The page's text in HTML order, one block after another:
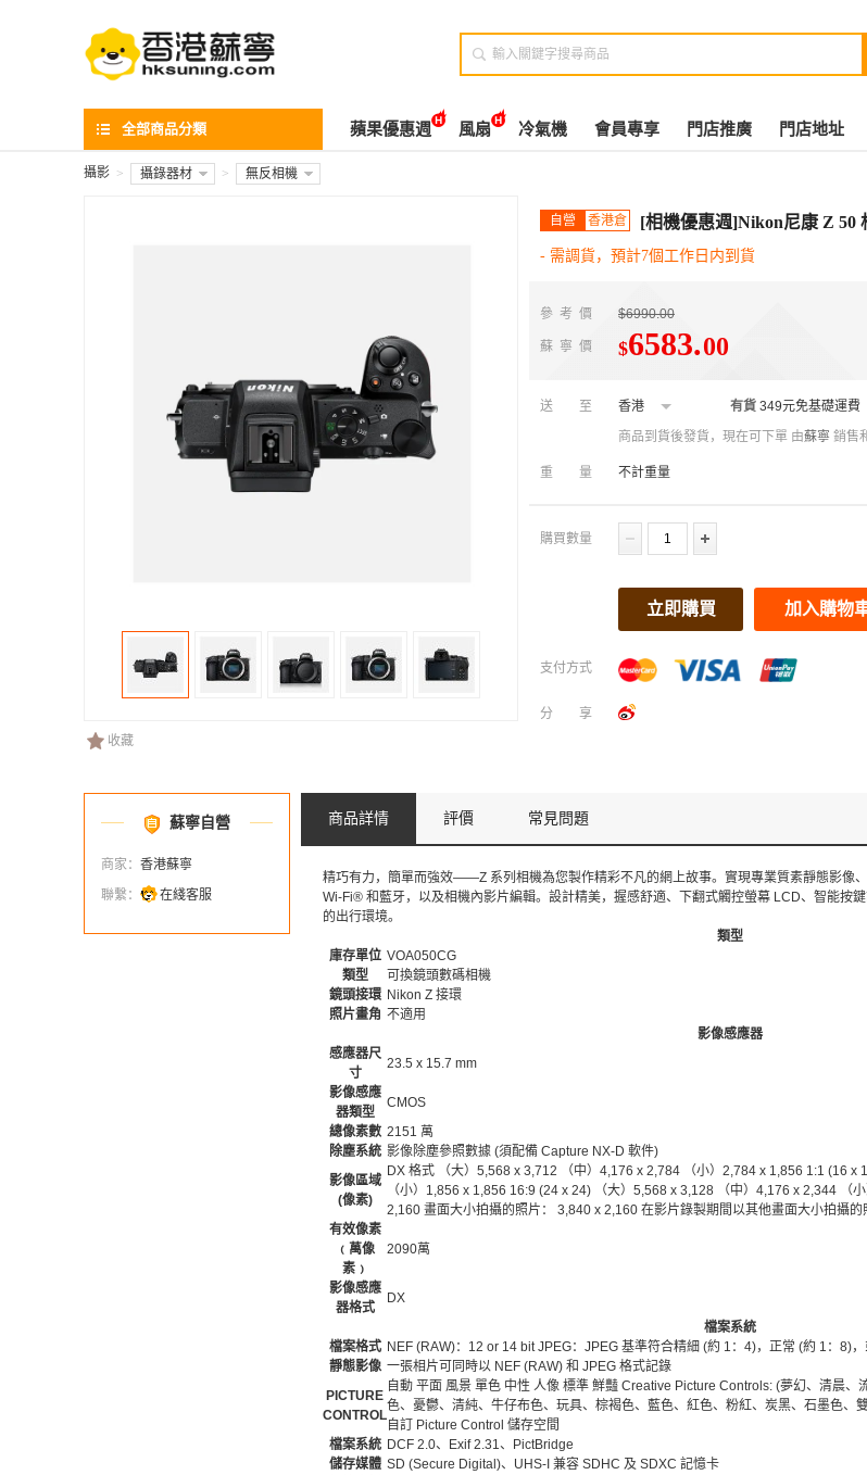

全部商品分類 蘋果優惠週 風扇 冷氣機 會員專享 門店推廣 門店地址
攝影 > 攝錄器材 > 無反相機
收藏
自營 香港倉 [相機優惠週]Nikon尼康 Z 50
- 需調貨，預計7個工作日内到貨
參考價 $6990.00
蘇寧價 $6583.00
送至 香港 有貨 349元免基礎運費
商品到貨後發貨，現在可下單 由蘇寧 銷售
重量 不計重量
購買數量
立即購買 加入購物
支付方式
分享
蘇寧自營
商家： 香港蘇寧
聯繫：
在綫客服
商品詳情 評價 常見問題
精巧有力，簡單而強效——Z 系列相機為您製作精彩不凡的網上故事。實現專業質素靜態影像
Wi-Fi® 和藍牙，以及相機內影片編輯。設計精美，握感舒適、下翻式觸控螢幕 LCD、智能按
的出行環境。
類型
庫存單位 VOA050CG
類型
可換鏡頭數碼相機
鏡頭接環 Nikon Z 接環
照片畫角 不適用
影像感應器
感應器尺
寸
23.5 x 15.7 mm
影像感應
器類型
CMOS
總像素數 2151 萬
除塵系統 影像除塵參照數據 (須配備 Capture NX-D 軟件)
影像區域
(像素)
DX 格式 （大）5,568 x 3,712 （中）4,176 x 2,784 （小）2,784 x 1,856 1:1 (16
（小）1,856 x 1,856 16:9 (24 x 24) （大）5,568 x 3,128 （中）4,176 x 2,344 （
2,160 畫面大小拍攝的照片： 3,840 x 2,160 在影片錄製期間以其他畫面大小拍攝
有效像素
﹙萬像
素﹚
2090萬
影像感應
器格式
DX
檔案系統
檔案格式
靜態影像
NEF (RAW)：12 or 14 bit JPEG：JPEG 基準符合精細 (約 1：4)，正常 (約 1：8)
一張相片可同時以 NEF (RAW) 和 JPEG 格式記錄
PICTURE
CONTROL
自動 平面 風景 單色 中性 人像 標準 鮮豔 Creative Picture Controls: (夢幻、清晨
色、憂鬱、清純、牛仔布色、玩具、棕褐色、藍色、紅色、粉紅、炭黑、石墨色、
自訂 Picture Control 儲存空間
檔案系統 DCF 2.0、Exif 2.31、PictBridge
儲存媒體 SD (Secure Digital)、UHS-I 兼容 SDHC 及 SDXC 記憶卡